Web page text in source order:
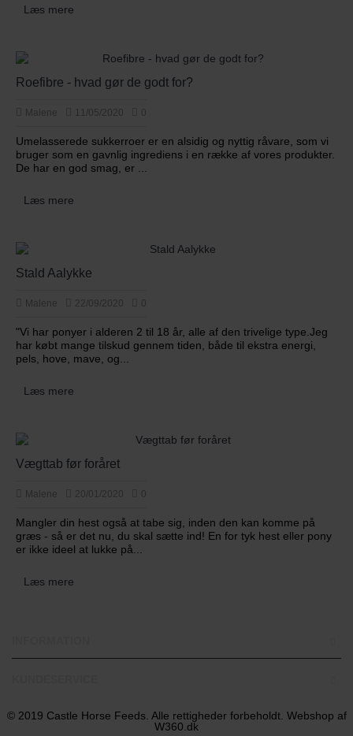
Læs mere
Roefibre - hvad gør de godt for?
Malene 11/05/2020 0
Umelasserede sukkerroer er en alsidig og nyttig råvare, som vi
bruger som en gavnlig ingrediens i en række af vores produkter.
De har en god smag, er ...
Læs mere
Stald Aalykke
Malene 22/09/2020
"Vi har ponyer i alderen 2 til 18 år, alle af den trivelige type.Jeg
har købt mange tilskud gennem tiden, både til ekstra energi,
pels, hove, mave, og...
Læs mere
Vægttab før foråret
Malene 20/01/2020
Mangler din hest også at tabe sig, inden den kan komme på
græs - så er det nu, du skal sætte ind! En for tyk hest eller pony
er ikke ideel at lukke på...
Læs mere
© 2019 Castle Horse Feeds. Alle rettigheder forbeholdt. Webshop af
W360.dk